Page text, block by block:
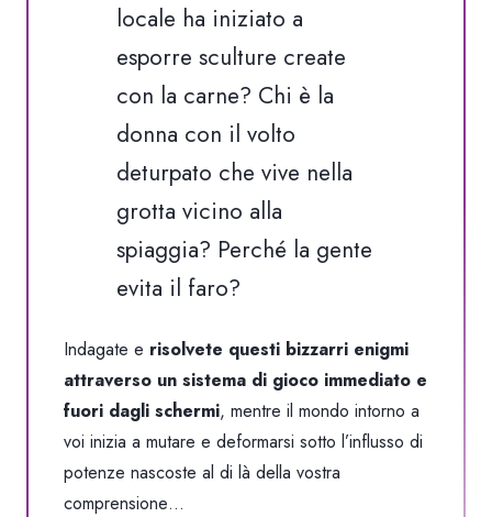
locale ha iniziato a
esporre sculture create
con la carne? Chi è la
donna con il volto
deturpato che vive nella
grotta vicino alla
spiaggia? Perché la gente
evita il faro?
Indagate e risolvete questi bizzarri enigmi
attraverso un sistema di gioco immediato e
fuori dagli schermi, mentre il mondo intorno a
voi inizia a mutare e deformarsi sotto l’influsso di
potenze nascoste al di là della vostra
comprensione…